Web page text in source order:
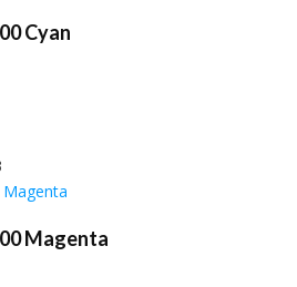
Cyan
Magenta